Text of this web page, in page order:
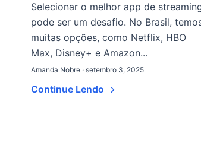
Selecionar o melhor app de
pode ser um desafio. No Brasil,
muitas opções, como Netflix, HBO
Max, Disney+ e Amazon...
Amanda Nobre · setembro 3, 2025
Continue Lendo